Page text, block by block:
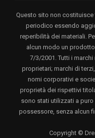
Questo sito non
periodico essendo
reperibilità dei materiali.
alcun modo un
7/3/2001. Tutti i
proprietari; marchi di
nomi corporativi e
proprietà dei rispettivi
sono stati utilizzati a
possessore, senza alcun
Copyright ©